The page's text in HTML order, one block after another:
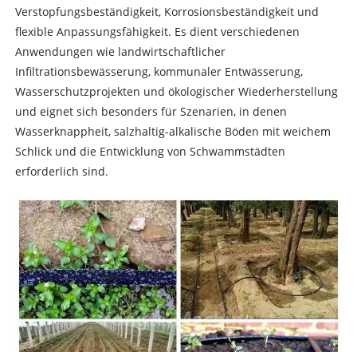
Verstopfungsbeständigkeit, Korrosionsbeständigkeit und
flexible Anpassungsfähigkeit. Es dient verschiedenen
Anwendungen wie landwirtschaftlicher
Infiltrationsbewässerung, kommunaler Entwässerung,
Wasserschutzprojekten und ökologischer Wiederherstellung
und eignet sich besonders für Szenarien, in denen
Wasserknappheit, salzhaltig-alkalische Böden mit weichem
Schlick und die Entwicklung von Schwammstädten
erforderlich sind.